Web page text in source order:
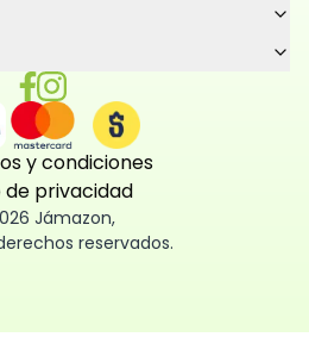
y condiciones
de privacidad
Jámazon,
reservados.